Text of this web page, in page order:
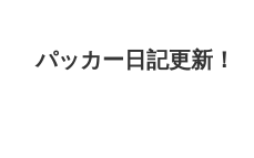
パッカー日記更新！